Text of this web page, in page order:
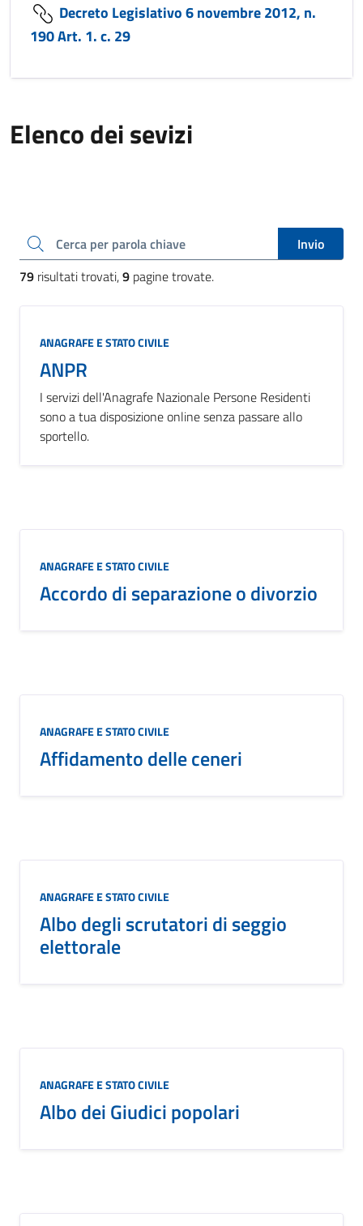
Decreto Legislativo 6 novembre 2012, n.
190 Art. 1. c. 29
Elenco dei sevizi
Cerca una parola chiave
Invio
79 risultati trovati,9 pagine trovate.
ANAGRAFE E STATO CIVILE
ANPR
I servizi dell'Anagrafe Nazionale Persone Residenti
sono a tua disposizione online senza passare allo
sportello.
ANAGRAFE E STATO CIVILE
Accordo di separazione o divorzio
ANAGRAFE E STATO CIVILE
Affidamento delle ceneri
ANAGRAFE E STATO CIVILE
Albo degli scrutatori di seggio
elettorale
ANAGRAFE E STATO CIVILE
Albo dei Giudici popolari